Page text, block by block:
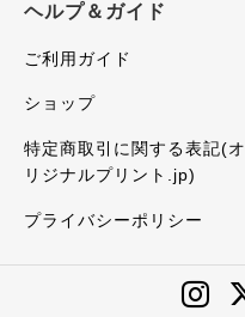
ヘルプ＆ガイド
ご利用ガイド
ショップ
特定商取引に関する表記(オ
リジナルプリント.jp)
プライバシーポリシー